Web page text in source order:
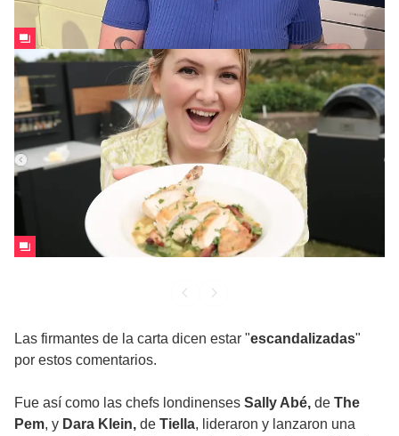
Las firmantes de la carta dicen estar "escandalizadas"
por estos comentarios.
Fue así como las chefs londinenses Sally Abé, de The
Pem, y Dara Klein, de Tiella, lideraron y lanzaron una